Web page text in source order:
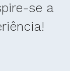
se a